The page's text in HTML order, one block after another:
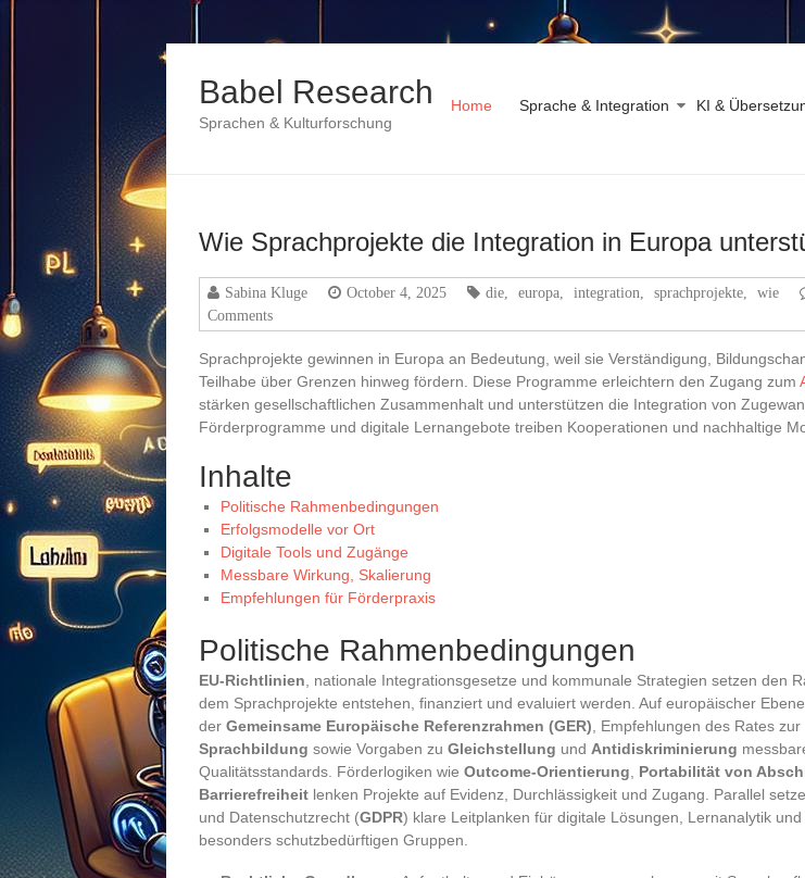
Skip
contentBabel Research
Sprachen & Kulturforschung
Home Sprache & Integration KI &
Wie Sprachprojekte die Integration in Europa
Sabina Kluge October 4, 2025 die europa integration sprachprojekte wie
Comments
Sprachprojekte gewinnen in Europa an Bedeutung, weil sie Verständigung,
Teilhabe über Grenzen hinweg fördern. Diese Programme erleichtern den Zugang zum
stärken gesellschaftlichen Zusammenhalt und unterstützen die Integration von
Förderprogramme und digitale Lernangebote treiben Kooperationen und nachhaltige
Inhalte
Politische Rahmenbedingungen
Erfolgsmodelle vor Ort
Digitale Tools und Zugänge
Messbare Wirkung, Skalierung
Empfehlungen für Förderpraxis
Politische Rahmenbedingungen
EU-Richtlinien , nationale Integrationsgesetze und kommunale Strategien setzen den
dem Sprachprojekte entstehen, finanziert und evaluiert werden. Auf europäischer
der Gemeinsame Europäische Referenzrahmen (GER) , Empfehlungen des Rates zur
Sprachbildung sowie Vorgaben zu Gleichstellung und Antidiskriminierung
Qualitätsstandards. Förderlogiken wie Outcome-Orientierung Portabilität von
Barrierefreiheit lenken Projekte auf Evidenz, Durchlässigkeit und Zugang. Parallel
und Datenschutzrecht (GDPR) klare Leitplanken für digitale Lösungen, Lernanalytik
besonders schutzbedürftigen Gruppen.